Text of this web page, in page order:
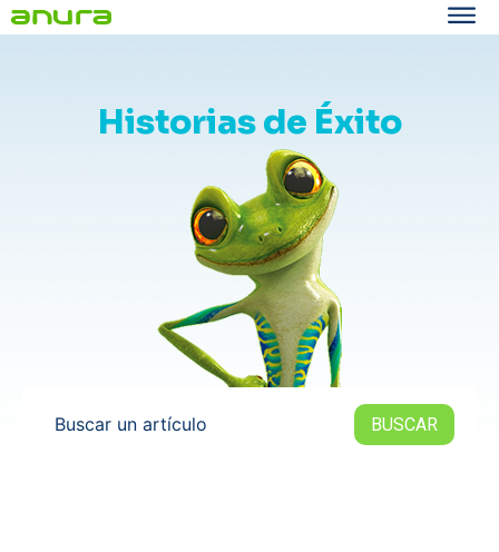
Historias de Éxito
Buscar un artículo BUSCAR